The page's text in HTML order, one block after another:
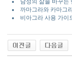
남성의 삶을 바꾸는
까마그라와 카마그
비아그라 사용 가이